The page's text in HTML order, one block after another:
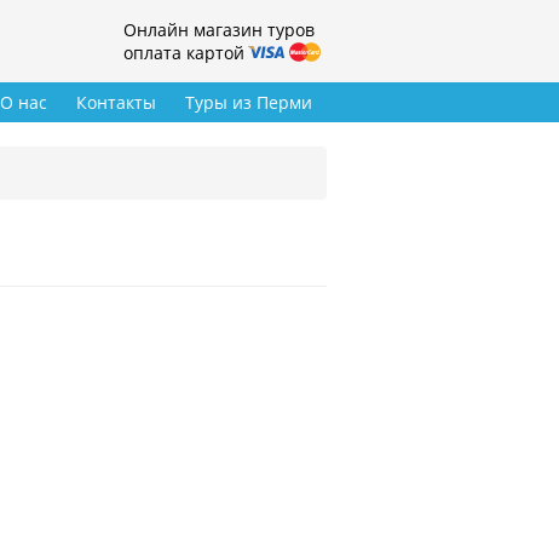
Онлайн магазин туров
оплата картой
Туры из Перми
О нас Контакты